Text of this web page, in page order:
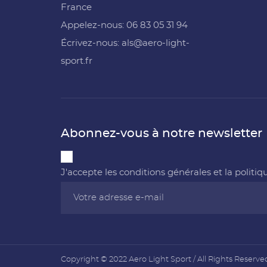
France
Appelez-nous: ‭06 83 05 31 94‬
Écrivez-nous: als@aero-light-
sport.fr
Abonnez-vous à notre newsletter
J'accepte les conditions générales et la
Copyright © 2022 Aero Light Sport / All Rights